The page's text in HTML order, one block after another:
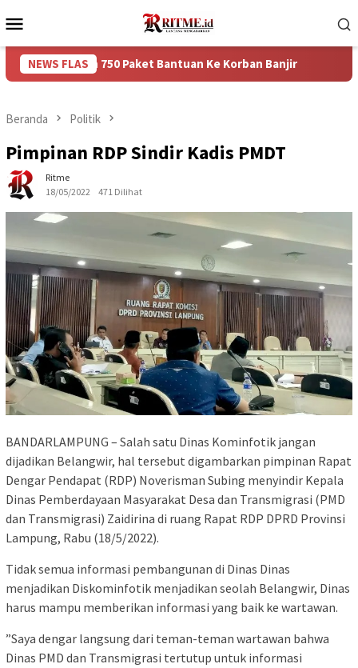
ke
Mobile
NEWS FLAS
750 Paket Bantuan Ke Korban Banjir Puncak Arus
Beranda Politik
Pimpinan RDP Sindir Kadis PMDT
Ritme
18/05/2022
471 Dilihat
BANDARLAMPUNG – Salah satu Dinas Kominfotik jangan
dijadikan Belangwir, hal tersebut digambarkan pimpinan Rapat
Dengar Pendapat (RDP) Noverisman Subing menyindir Kepala
Dinas Pemberdayaan Masyarakat Desa dan Transmigrasi (PMD
dan Transmigrasi) Zaidirina di ruang Rapat RDP DPRD Provinsi
Lampung, Rabu (18/5/2022).
Tidak semua informasi pembangunan di Dinas Dinas
menjadikan Diskominfotik menjadikan seolah Belangwir, Dinas
harus mampu memberikan informasi yang baik ke wartawan.
”Saya dengar langsung dari teman-teman wartawan bahwa
Dinas PMD dan Transmigrasi tertutup untuk informasi